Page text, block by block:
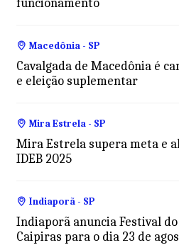
funcionamento
Macedônia - SP
Cavalgada de Macedônia é
e eleição suplementar
Mira Estrela - SP
Mira Estrela supera meta e
IDEB 2025
Indiaporã - SP
Indiaporã anuncia Festival
Caipiras para o dia 23 de